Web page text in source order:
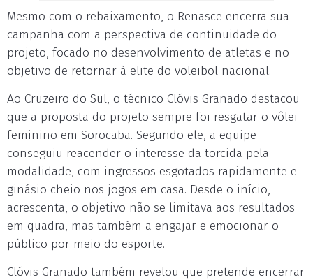
Mesmo com o rebaixamento, o Renasce encerra sua
campanha com a perspectiva de continuidade do
projeto, focado no desenvolvimento de atletas e no
objetivo de retornar à elite do voleibol nacional.
Ao Cruzeiro do Sul, o técnico Clóvis Granado destacou
que a proposta do projeto sempre foi resgatar o vôlei
feminino em Sorocaba. Segundo ele, a equipe
conseguiu reacender o interesse da torcida pela
modalidade, com ingressos esgotados rapidamente e
ginásio cheio nos jogos em casa. Desde o início,
acrescenta, o objetivo não se limitava aos resultados
em quadra, mas também a engajar e emocionar o
público por meio do esporte.
Clóvis Granado também revelou que pretende encerrar